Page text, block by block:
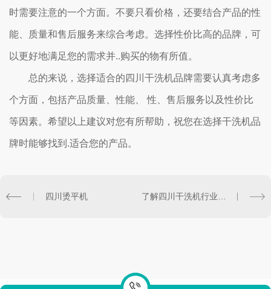
时需要注意的一个方面。不要只看价格，还要结合产品的性
能、质量和售后服务来综合考虑。选择性价比高的品牌，可
以更好地满足您的需求并..购买的物有所值。
总的来说，选择适合的四川干洗机品牌需要认真考虑多
个方面，包括产品质量、性能、 性、售后服务以及性价比
等因素。希望以上建议对您有所帮助，祝您在选择干洗机品
牌时能够找到.适合您的产品。
四川烫平机